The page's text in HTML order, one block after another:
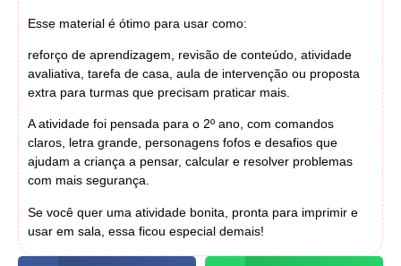
Esse material é ótimo para usar como:
reforço de aprendizagem, revisão de conteúdo, atividade
avaliativa, tarefa de casa, aula de intervenção ou proposta
extra para turmas que precisam praticar mais.
A atividade foi pensada para o 2º ano, com comandos
claros, letra grande, personagens fofos e desafios que
ajudam a criança a pensar, calcular e resolver problemas
com mais segurança.
Se você quer uma atividade bonita, pronta para imprimir e
usar em sala, essa ficou especial demais!